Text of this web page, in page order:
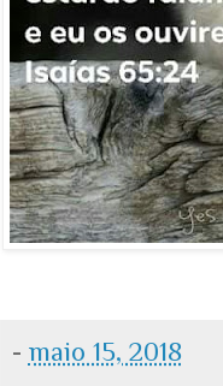
- maio 15, 2018